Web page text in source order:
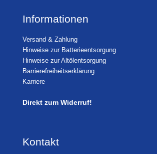
Informationen
Versand & Zahlung
Hinweise zur Batterieentsorgung
Hinweise zur Altölentsorgung
Barrierefreiheitserklärung
Karriere
Direkt zum Widerruf!
Kontakt